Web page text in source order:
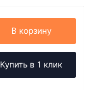
В корзину
Купить в 1 клик